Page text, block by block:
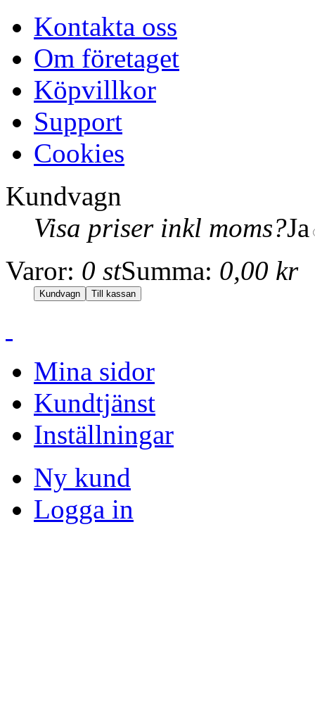
Kontakta oss
Om företaget
Köpvillkor
Support
Cookies
Kundvagn
Visa priser inkl moms?Ja
Varor: 0 stSumma: 0,00 kr
Mina sidor
Kundtjänst
Inställningar
Ny kund
Logga in